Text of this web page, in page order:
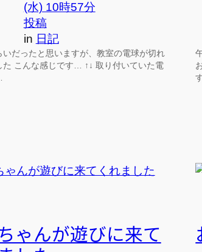
(水) 10時57分
投稿
in 日記
いだったと思いますが、教室の電球が切れ
た こんな感じです… ↑↓ 取り付いていた電
ゃんが遊びに来て